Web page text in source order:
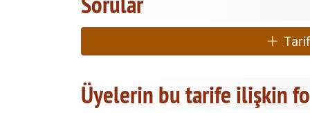
Üyelerin bu tarife ilişkin